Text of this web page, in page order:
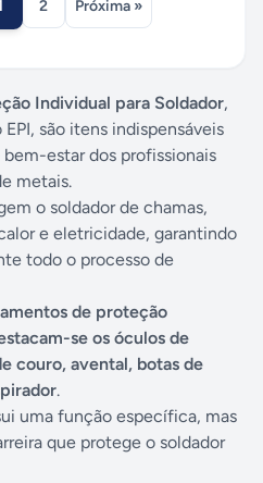
2 Próxima »
Individual para Soldador,
são itens indispensáveis
bem-estar dos profissionais
metais.
o soldador de chamas,
e eletricidade, garantindo
todo o processo de
de proteção
se os óculos de
couro, avental, botas de
.
uma função específica, mas
que protege o soldador